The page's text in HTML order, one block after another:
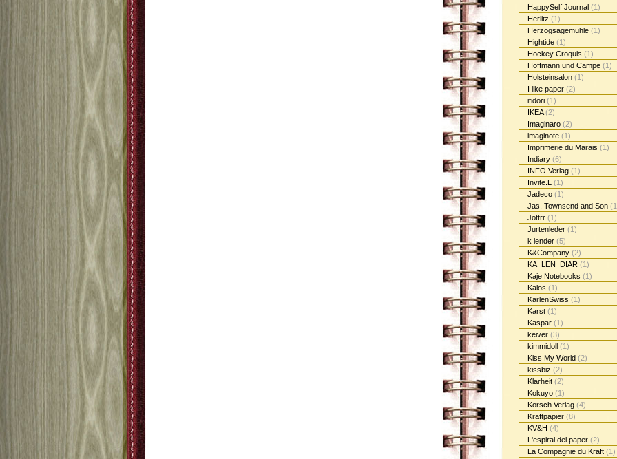
HappySelf Journal (1)
Herlitz (1)
Herzogsägemühle (1)
Hightide (1)
Hockey Croquis (1)
Hoffmann und Campe (1)
Holsteinsalon (1)
I like paper (2)
ifidori (1)
IKEA(2)
Imaginaro (2)
imaginote (1)
Imprimerie du Marais (1)
Indiary (6)
INFO Verlag (1)
Invite.L (1)
Jadeco (1)
Jas. Townsend and Son
Jottrr (1)
Jurtenleder (1)
k lender (5)
K&Company (2)
KA_LEN_DIAR (1)
Kaje Notebooks (1)
Kalos (1)
KarlenSwiss (1)
Karst (1)
Kaspar (1)
keiver (3)
kimmidoll (1)
Kiss My World (2)
kissbiz (2)
Klarheit (2)
Kokuyo (1)
Korsch Verlag (4)
Kraftpapier (8)
KV&H (4)
L'espiral del paper (2)
La Compagnie du Kraft (1)